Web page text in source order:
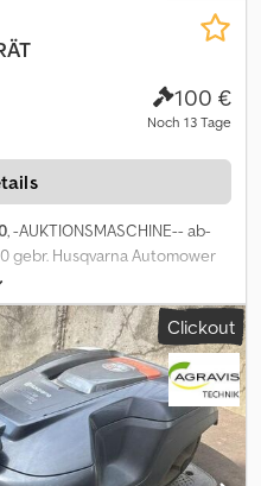
100 €
Noch 13 Tage
, -AUKTIONSMASCHINE-- ab-
gebr. Husqvarna Automower
Auf diese Maschine
beträgt 100.00 EUR excl.
und bieten Sie mit. Hier
Online Auction! Start
Ag Tja
Der Verkauf erfolgt
Mehrwertsteuer nicht
Clickout